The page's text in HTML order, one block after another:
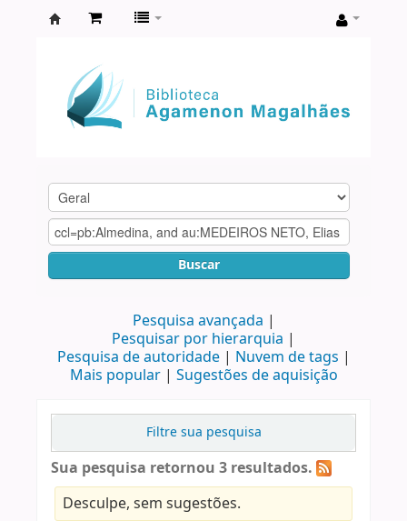
Agamenon
Magalhães
Buscar
Pesquisa avançada
Pesquisar por hierarquia
Pesquisa de autoridade
Nuvem de tags
Mais popular
Sugestões de aquisição
Filtre sua pesquisa
Sua pesquisa retornou 3 resultados.
Desculpe, sem sugestões.